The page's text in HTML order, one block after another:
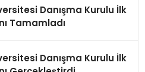
Danışma Kurulu İlk
Tamamladı
Danışma Kurulu İlk